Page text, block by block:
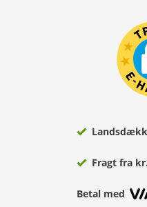
Fragt fra
Betal med